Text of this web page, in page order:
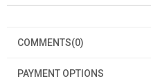
COMMENTS(0)
PAYMENT OPTIONS